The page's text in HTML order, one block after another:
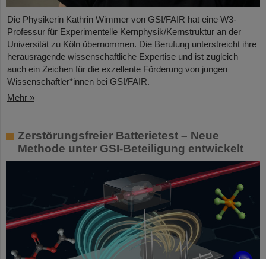
Die Physikerin Kathrin Wimmer von GSI/FAIR hat eine W3-
Professur für Experimentelle Kernphysik/Kernstruktur an der
Universität zu Köln übernommen. Die Berufung unterstreicht ihre
herausragende wissenschaftliche Expertise und ist zugleich
auch ein Zeichen für die exzellente Förderung von jungen
Wissenschaftler*innen bei GSI/FAIR.
Mehr »
Zerstörungsfreier Batterietest – Neue
Methode unter GSI-Beteiligung entwickelt